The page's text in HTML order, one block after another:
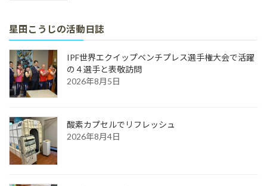
星田こうじの活動日誌
IPF世界エクイップベンチプレス選手権大会で活躍
の４選手と表敬訪問
2026年8月5日
酸素カプセルでリフレッシュ
2026年8月4日